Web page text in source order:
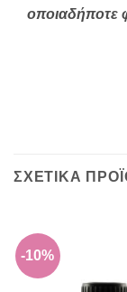
οποιαδήποτε
ΣΧΕΤΙΚΑ
-10%